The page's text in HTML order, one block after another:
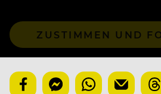
ZUSTIMMEN UND